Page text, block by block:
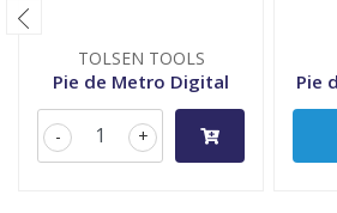
TOLSEN TOOLS
Pie de Metro Digital
+
-
Pie